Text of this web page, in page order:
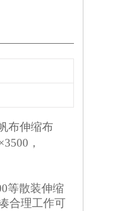
布伸缩布
，
等散装伸缩
合理工作可